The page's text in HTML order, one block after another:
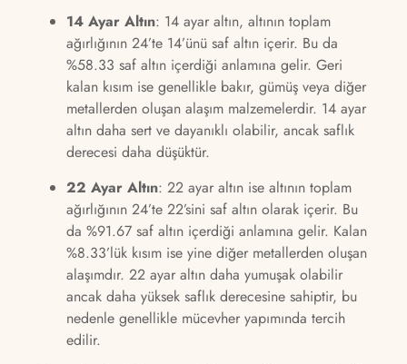
14 Ayar Altın: 14 ayar altın, altının toplam
ağırlığının 24’te 14’ünü saf altın içerir. Bu da
%58.33 saf altın içerdiği anlamına gelir. Geri
kalan kısım ise genellikle bakır, gümüş veya diğer
metallerden oluşan alaşım malzemelerdir. 14 ayar
altın daha sert ve dayanıklı olabilir, ancak saflık
derecesi daha düşüktür.
22 Ayar Altın: 22 ayar altın ise altının toplam
ağırlığının 24’te 22’sini saf altın olarak içerir. Bu
da %91.67 saf altın içerdiği anlamına gelir. Kalan
%8.33’lük kısım ise yine diğer metallerden oluşan
alaşımdır. 22 ayar altın daha yumuşak olabilir
ancak daha yüksek saflık derecesine sahiptir, bu
nedenle genellikle mücevher yapımında tercih
edilir.